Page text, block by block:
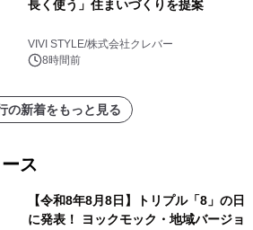
長く使う」住まいづくりを提案
VIVI STYLE/株式会社クレバー
8時間前
の新着をもっと見る
ス
【令和8年8月8日】トリプル「8」の日
に発表！ ヨックモック・地域バージョ